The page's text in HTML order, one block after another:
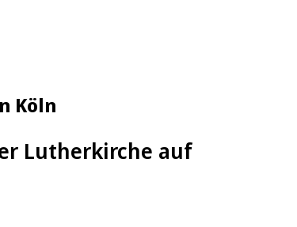
Köln
Lutherkirche auf